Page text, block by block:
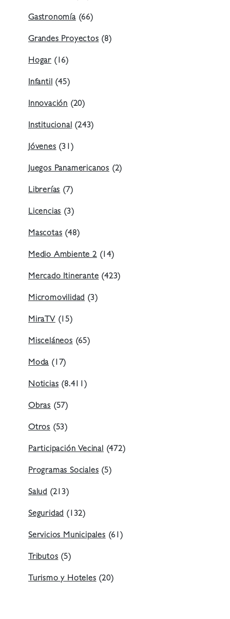
Gastronomía(66)
Grandes Proyectos(8)
Hogar (16)
Infantil(45)
Innovación (20)
Institucional(243)
Jóvenes(31)
Juegos Panamericanos (2)
Librerías(7)
Licencias(3)
Mascotas(48)
Medio Ambiente 2(14)
Mercado Itinerante(423)
Micromovilidad(3)
MiraTV(15)
Misceláneos(65)
Moda(17)
Noticias(8.411)
Obras (57)
Otros (53)
Participación Vecinal(472)
Programas Sociales(5)
Salud (213)
Seguridad(132)
Servicios Municipales(61)
Tributos(5)
Turismo y Hoteles(20)